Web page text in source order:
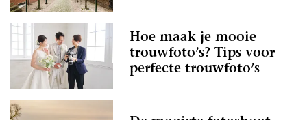
Hoe maak je mooie
trouwfoto’s? Tips voor
perfecte trouwfoto’s